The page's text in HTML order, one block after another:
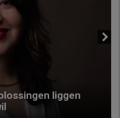
liggen